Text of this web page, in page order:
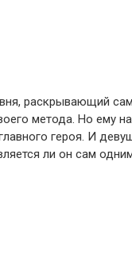
раскрывающий
метода. Но ему
героя. И
ли он сам